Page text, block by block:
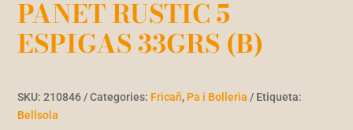
PANET RUSTIC 5
ESPIGAS 33GRS (B)
SKU:210846 Categories: Fricañ, Pa i Bolleria
Etiqueta:
Bellsola